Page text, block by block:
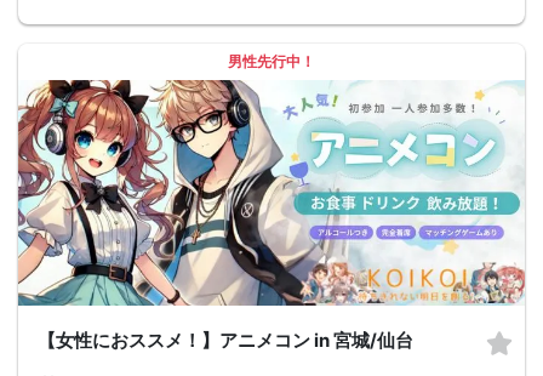
男性先行中！
【女性におススメ！】アニメコン in 宮城/仙台